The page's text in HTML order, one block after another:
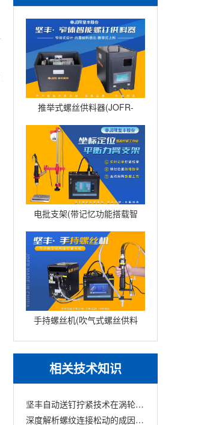
推举式螺丝供料器(JOFR-
828MS)
电批支架(带记忆功能搭载智
能电批DP-HXL-003)
手持螺丝机(吹气式螺丝供料
器JOFR-816MC搭载手持智
能电批DP-HXL-003)
相关技术知识
坚丰自动送钉拧紧技术在涡轮增压行业的创新应用
深度解析螺纹连接松动的成因分析与解决策略